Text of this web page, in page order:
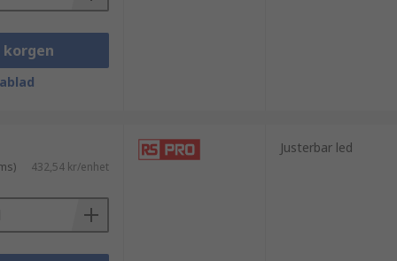
korgen
432,54 kr/enhet
Justerbar led